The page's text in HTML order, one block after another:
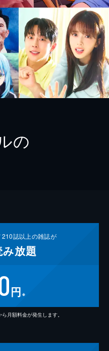
の
210誌以上の雑誌が
み放題
円 ※
月額料金が発生します。